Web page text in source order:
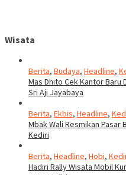
Wisata
Berita, Budaya, Headline,
Mas Dhito Cek Kantor Baru
Sri Aji Jayabaya
Berita, Ekbis, Headline,
Mbak Wali Resmikan Pasar
Kediri
Berita, Headline, Hobi,
Hadiri Rally Wisata Mobil